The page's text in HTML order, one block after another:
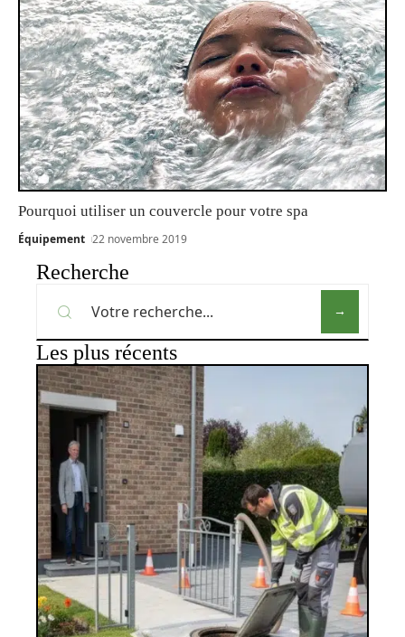
Pourquoi utiliser un couvercle pour votre spa
Équipement 22 novembre 2019
Recherche
Les plus récents